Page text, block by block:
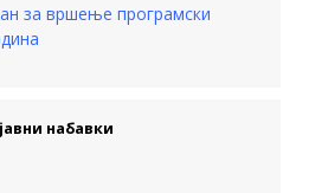
за вршење програмски
набавки